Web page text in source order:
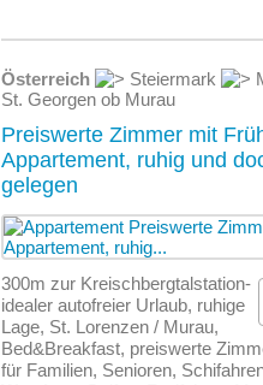
Österreich Steiermark
St. Georgen ob Murau
Preiswerte Zimmer mit
Appartement, ruhig und
gelegen
300m zur Kreischbergtalstation-
idealer autofreier Urlaub, ruhige
Lage, St. Lorenzen / Murau,
Bed&Breakfast, preiswerte
für Familien, Senioren,